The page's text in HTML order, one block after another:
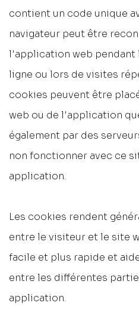
contient un code unique
navigateur peut être
l'application web pendant
ligne ou lors de visites
cookies peuvent être
web ou de l'application
également par des
non fonctionner avec ce
application.
Les cookies rendent
entre le visiteur et le site
facile et plus rapide et
entre les différentes
application.